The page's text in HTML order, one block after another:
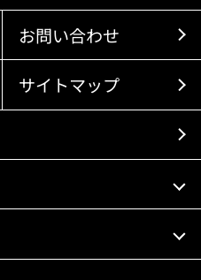
お問い合わせ
サイトマップ